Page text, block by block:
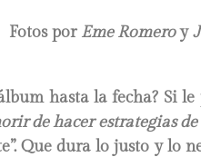
Fotos por Eme Romeroy
hasta la fecha? Si
de hacer estrategias
Que dura lo justo y lo